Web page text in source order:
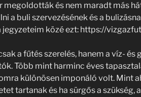
megoldották és nem maradt más
a buli szervezésének és a
jegyzeteim közé ezt: https://
a fűtés szerelés, hanem a víz-
Több mint harminc éves
különösen imponáló volt. Mint
tartanak és ha sürgős a szükség,